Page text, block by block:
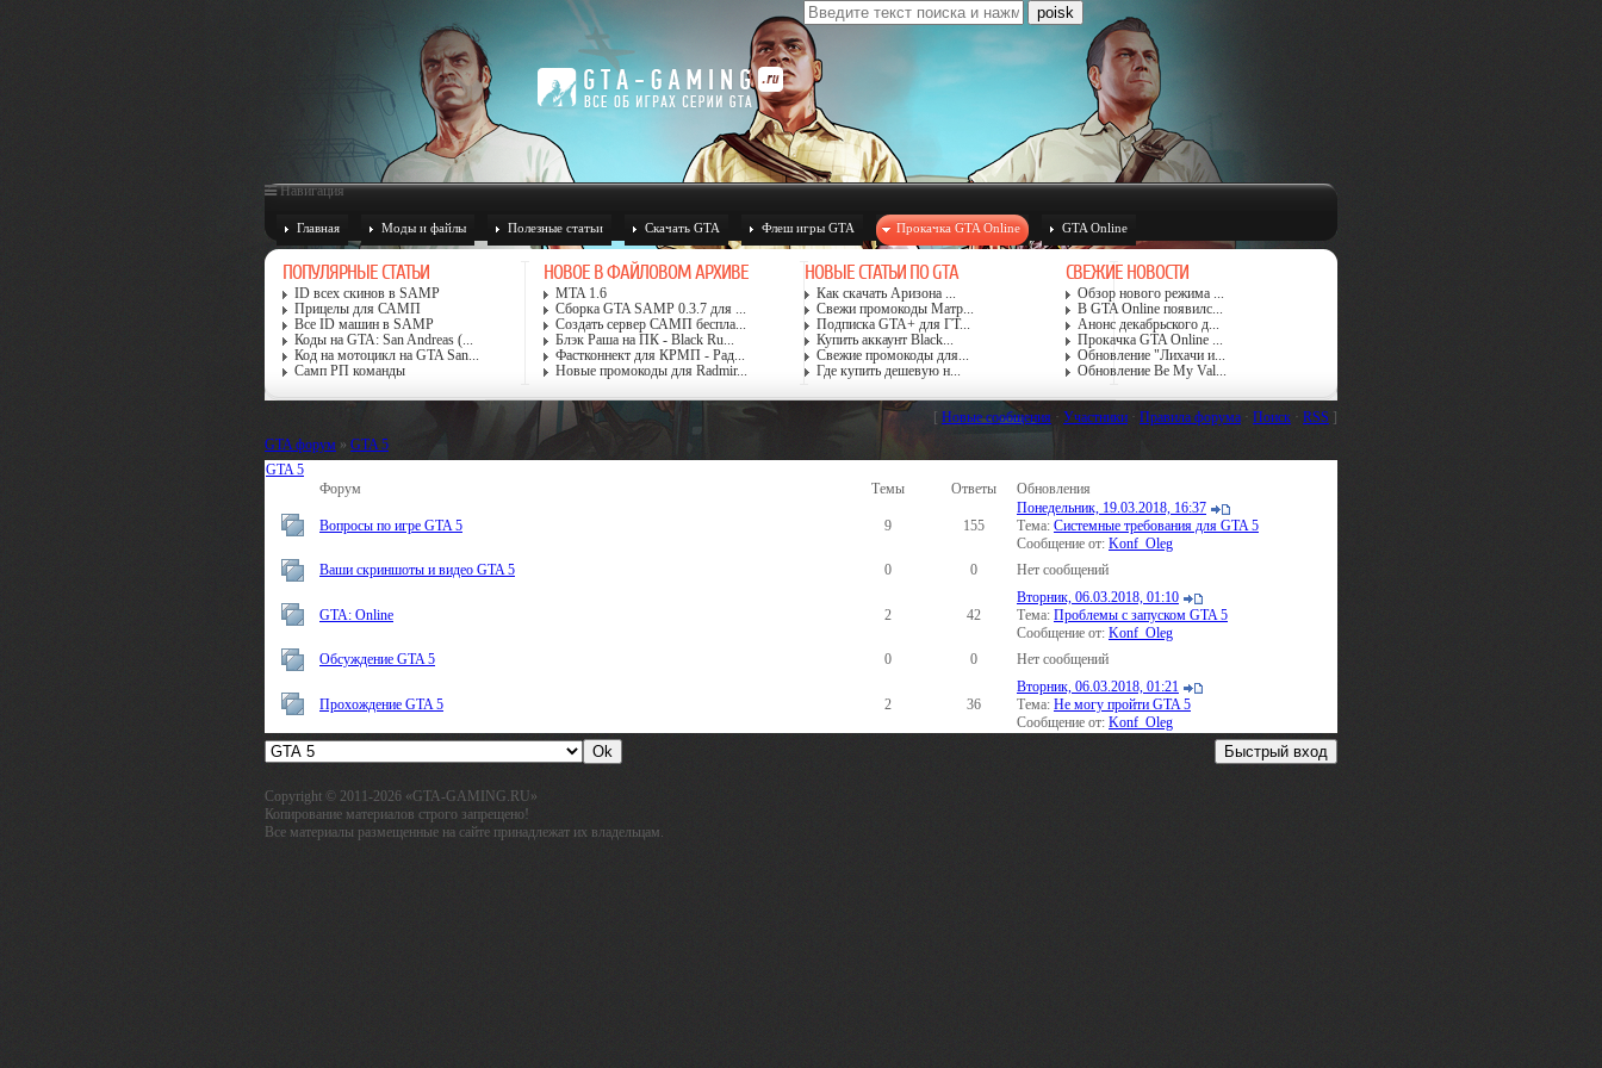
Навигация
Главная Моды и файлы Полезные статьи Скачать GTA Флеш игры GTA Прокачка GTA Online GTA Online
ПОПУЛЯРНЫЕ СТАТЬИ
ID всех скинов в SAMP
Прицелы для САМП
Все ID машин в SAMP
Коды на GTA: San Andreas (...
Код на мотоцикл на GTA San...
Самп РП команды
НОВОЕ В ФАЙЛОВОМ АРХИВЕ
MTA 1.6
Сборка GTA SAMP 0.3.7 для ...
Создать сервер САМП беспла...
Блэк Раша на ПК - Black Ru...
Фастконнект для КРМП - Рад...
Новые промокоды для Radmir...
НОВЫЕ СТАТЬИ ПО GTA
Как скачать Аризона ...
Свежи промокоды Матр...
Подписка GTA+ для ГТ...
Купить аккаунт Black...
Свежие промокоды для...
Где купить дешевую н...
СВЕЖИЕ НОВОСТИ
Обзор нового режима ...
В GTA Online появилс...
Анонс декабрьского д...
Прокачка GTA Online ...
Обновление "Лихачи и...
Обновление Be My Val...
[ Новые сообщения · Участники · Правила форума · Поиск · RSS ]
GTA форум » GTA 5
GTA 5
Форум
Темы Ответы Обновления
Вопросы по игре GTA 5 9 155
Понедельник, 19.03.2018, 16:37
Тема: Системные требования для GTA 5
Сообщение от: Konf_Oleg
Ваши скриншоты и видео GTA 5
0 0 Нет сообщений
GTA: Online 2 42
Вторник, 06.03.2018, 01:10
Тема: Проблемы с запуском GTA 5
Сообщение от: Konf_Oleg
Обсуждение GTA 5
0 0 Нет сообщений
Прохождение GTA 5 2 36
Вторник, 06.03.2018, 01:21
Тема: Не могу пройти GTA 5
Сообщение от: Konf_Oleg
Copyright © 2011-2026 «GTA-GAMING.RU»
Копирование материалов строго запрещено!
Все материалы размещенные на сайте принадлежат их владельцам.